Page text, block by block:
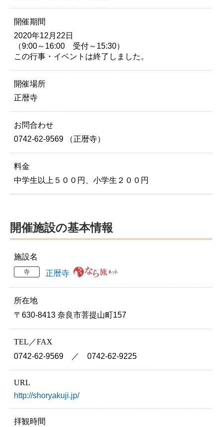
開催期間
2020年12月22日
（9:00～16:00 受付～15:30）
この行事・イベントは終了しました。
開催場所
正暦寺
お問合わせ
0742-62-9569 （正暦寺）
料金
中学生以上５００円、小学生２００円
開催施設の基本情報
施設名
寺 正暦寺
所在地
〒630-8413 奈良市菩提山町157
TEL／FAX
0742-62-9569 ／ 0742-62-9225
URL
http://shoryakuji.jp/
拝観時間